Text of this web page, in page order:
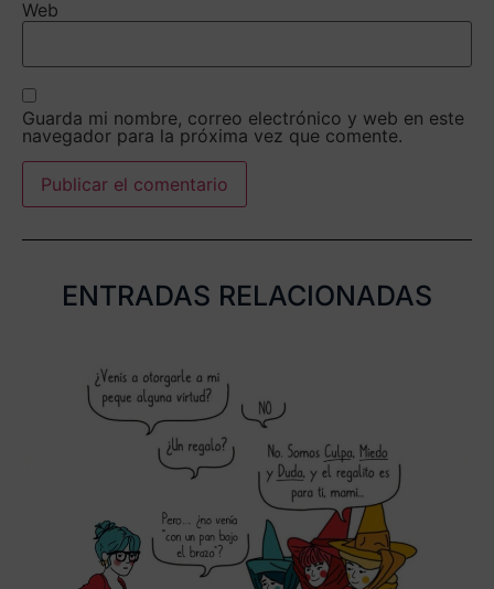
Web
Guarda mi nombre, correo electrónico y web en este
navegador para la próxima vez que comente.
ENTRADAS RELACIONADAS